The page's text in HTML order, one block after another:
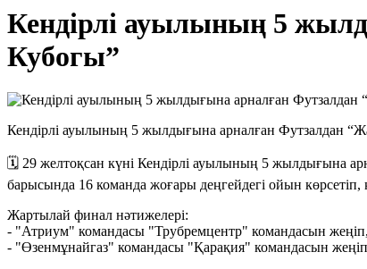
Кендірлі ауылының 5
Кубогы”
Кендірлі ауылының 5 жылдығына арналған Футзалдан
🗓 29 желтоқсан күні Кендірлі ауылының 5 жылдығына
барысында 16 команда жоғары деңгейдегі ойын
Жартылай финал нәтижелері:
- "Атриум" командасы "Трубремцентр" командасын
- "Өзенмұнайгаз" командасы "Қарақия" командасын